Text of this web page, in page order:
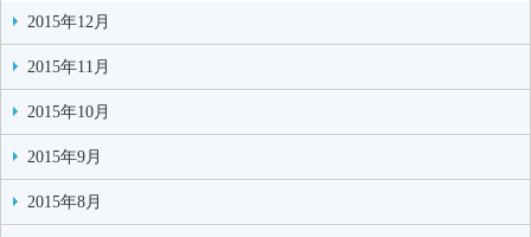
2015年12月
2015年11月
2015年10月
2015年9月
2015年8月